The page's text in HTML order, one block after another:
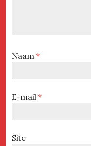
Naam *
E-mail *
Site